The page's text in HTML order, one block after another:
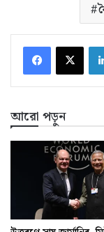
আরো পড়ুন